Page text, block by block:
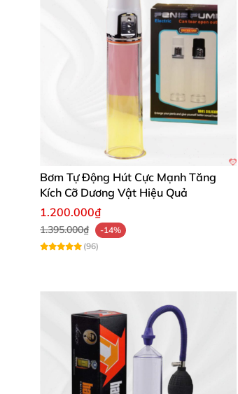
Bơm Tự Động Hút Cực Mạnh Tăng
Kích Cỡ Dương Vật Hiệu Quả
1.200.000₫
1.395.000₫
-14%
(96)